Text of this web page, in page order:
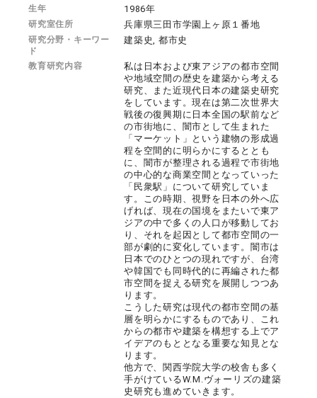
生年 1986年
研究室住所 兵庫県三田市学園上ヶ原１番地
研究分野・キーワー
ド
建築史, 都市史
教育研究内容
私は日本および東アジアの都市空間
や地域空間の歴史を建築から考える
研究、また近現代日本の建築史研究
をしています。現在は第二次世界大
戦後の復興期に日本全国の駅前など
の市街地に、闇市として生まれた
「マーケット」という建物の形成過
程を空間的に明らかにするととも
に、闇市が整理される過程で市街地
の中心的な商業空間となっていった
「民衆駅」について研究していま
す。この時期、視野を日本の外へ広
げれば、現在の国境をまたいで東ア
ジアの中で多くの人口が移動してお
り、それを起因として都市空間の一
部が劇的に変化しています。闇市は
日本でのひとつの現れですが、台湾
や韓国でも同時代的に再編された都
市空間を捉える研究を展開しつつあ
ります。
こうした研究は現代の都市空間の基
層を明らかにするものであり、これ
からの都市や建築を構想する上でア
イデアのもととなる重要な知見とな
ります。
他方で、関西学院大学の校舎も多く
手がけているW.M.ヴォーリズの建築
史研究も進めていきます。